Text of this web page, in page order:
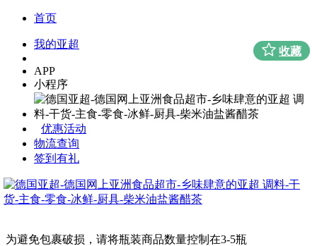
首页
我的亚超
APP
小程序
优惠活动
物流查询
签到有礼
为避免包裹破损，请将瓶装商品数量控制在3-5瓶
收藏